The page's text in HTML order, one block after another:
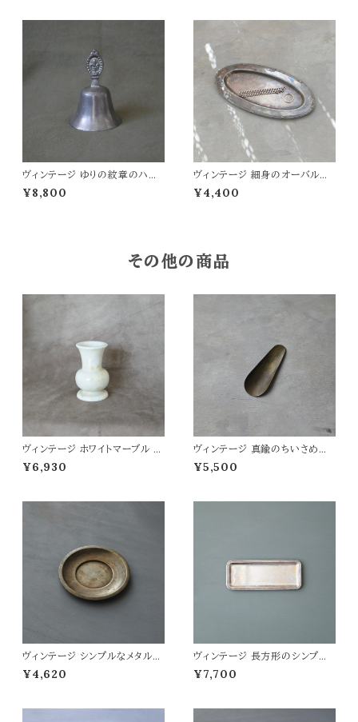
ヴィンテージ ゆりの紋章のハン
ドベル
¥8,800
ヴィンテージ 細身のオーバルプ
レート
¥4,400
その他の商品
ヴィンテージ ホワイトマーブル フ
ラワーベース
¥6,930
ヴィンテージ 真鍮のちいさめシ
ューホーン
¥5,500
ヴィンテージ シンプルなメタルト
レイ
¥4,620
ヴィンテージ 長方形のシンプル
なトレイ
¥7,700